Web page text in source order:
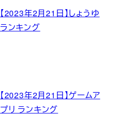
【2023年2月21日】しょうゆ
ランキング
【2023年2月21日】ゲームア
プリ ランキング